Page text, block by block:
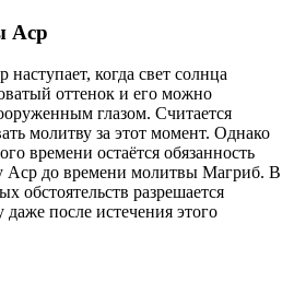
Аср
когда свет солнца
оттенок и его можно
глазом. Считается
молитву за этот момент. Однако
времени остаётся обязанность
Аср до времени молитвы Магриб. В
обстоятельств разрешается
после истечения этого